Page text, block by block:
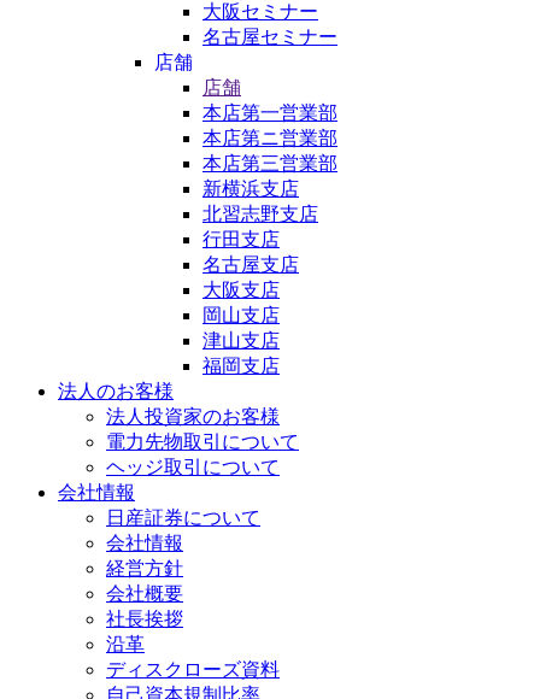
大阪セミナー
名古屋セミナー
店舗
店舗
本店第一営業部
本店第ニ営業部
本店第三営業部
新横浜支店
北習志野支店
行田支店
名古屋支店
大阪支店
岡山支店
津山支店
福岡支店
法人のお客様
法人投資家のお客様
電力先物取引について
ヘッジ取引について
会社情報
日産証券について
会社情報
経営方針
会社概要
社長挨拶
沿革
ディスクローズ資料
自己資本規制比率